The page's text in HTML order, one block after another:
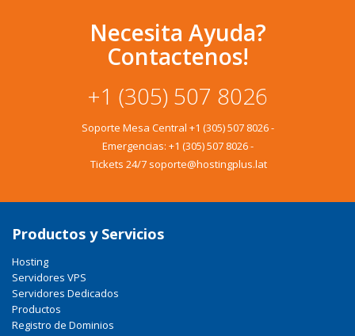
Necesita Ayuda?
Contactenos!
+1 (305) 507 8026
Soporte Mesa Central +1 (305) 507 8026-
Emergencias: +1 (305) 507 8026-
Tickets 24/7 soporte@hostingplus.lat
Productos y Servicios
Hosting
Servidores VPS
Servidores Dedicados
Productos
Registro de Dominios